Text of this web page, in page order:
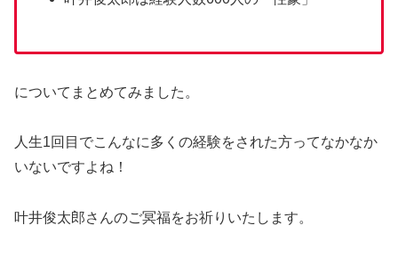
についてまとめてみました。
人生1回目でこんなに多くの経験をされた方ってなかなか
いないですよね！
叶井俊太郎さんのご冥福をお祈りいたします。